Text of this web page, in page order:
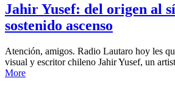
Jahir Yusef: del origen al
sostenido ascenso
Atención, amigos. Radio Lautaro hoy les
visual y escritor chileno Jahir Yusef, un
More